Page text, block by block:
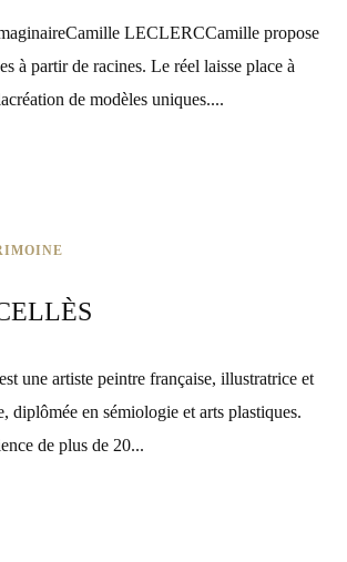
LECLERCCamille propose
à partir de racines. Le réel laisse place à
de modèles uniques....
une artiste peintre française, illustratrice et
diplômée en sémiologie et arts plastiques.
de plus de 20...